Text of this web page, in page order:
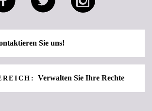
Sie uns!
Verwalten Sie Ihre Rechte